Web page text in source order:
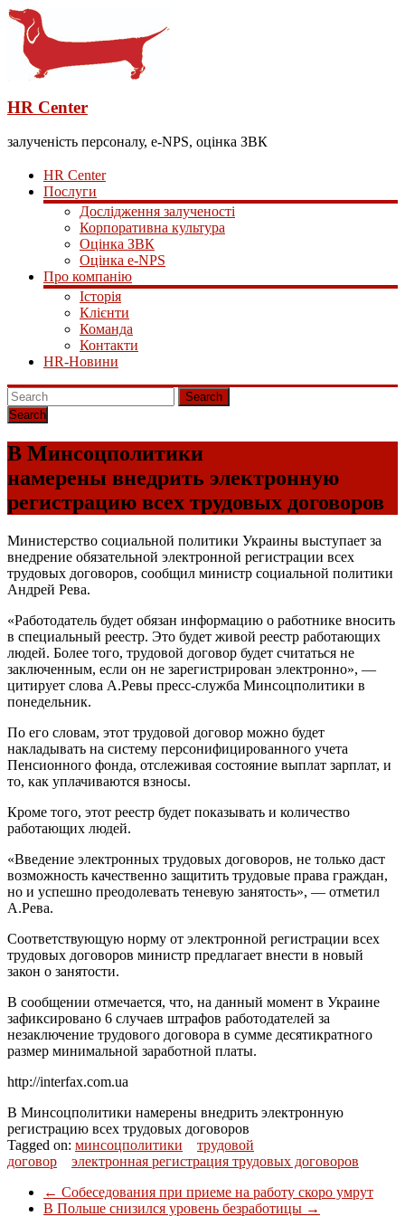
HR Center
залученість персоналу, e-NPS, оцінка ЗВК
HR Center
Послуги
Дослідження залученості
Корпоративна культура
Оцінка ЗВК
Оцінка e-NPS
Про компанію
Історія
Клієнти
Команда
Контакти
HR-Новини
Search
В Минсоцполитики
намерены внедрить электронную
регистрацию всех трудовых договоров
Министерство социальной политики Украины выступает за
внедрение обязательной электронной регистрации всех
трудовых договоров, сообщил министр социальной политики
Андрей Рева.
«Работодатель будет обязан информацию о работнике вносить
в специальный реестр. Это будет живой реестр работающих
людей. Более того, трудовой договор будет считаться не
заключенным, если он не зарегистрирован электронно», —
цитирует слова А.Ревы пресс-служба Минсоцполитики в
понедельник.
По его словам, этот трудовой договор можно будет
накладывать на систему персонифицированного учета
Пенсионного фонда, отслеживая состояние выплат зарплат, и
то, как уплачиваются взносы.
Кроме того, этот реестр будет показывать и количество
работающих людей.
«Введение электронных трудовых договоров, не только даст
возможность качественно защитить трудовые права граждан,
но и успешно преодолевать теневую занятость», — отметил
А.Рева.
Соответствующую норму от электронной регистрации всех
трудовых договоров министр предлагает внести в новый
закон о занятости.
В сообщении отмечается, что, на данный момент в Украине
зафиксировано 6 случаев штрафов работодателей за
незаключение трудового договора в сумме десятикратного
размер минимальной заработной платы.
http://interfax.com.ua
В Минсоцполитики намерены внедрить электронную
регистрацию всех трудовых договоров
Tagged on: минсоцполитики
трудовой
договор
электронная регистрация трудовых договоров
← Собеседования при приеме на работу скоро умрут
В Польше снизился уровень безработицы →